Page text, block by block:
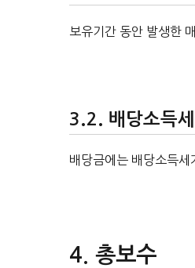
보유기간 동안 발생한
배당소득세
배당금에는 배당소득
총보수